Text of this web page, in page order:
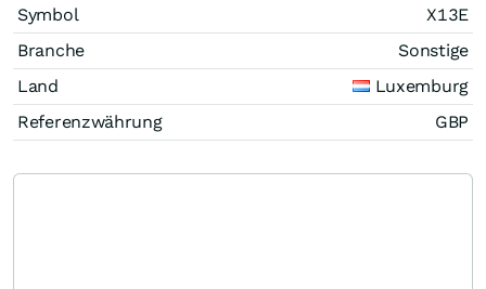
Symbol
X13E
Branche
Sonstige
Land
Luxemburg
Referenzwährung
GBP